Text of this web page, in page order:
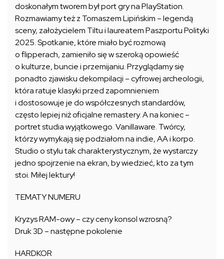
doskonałym tworem był port gry na PlayStation.
Rozmawiamy też z Tomaszem Lipińskim – legendą
sceny, założycielem Tiltu i laureatem Paszportu Polityki
2025. Spotkanie, które miało być rozmową
o flipperach, zamieniło się w szeroką opowieść
o kulturze, buncie i przemijaniu. Przyglądamy się
ponadto zjawisku dekompilacji – cyfrowej archeologii,
która ratuje klasyki przed zapomnieniem
i dostosowuje je do współczesnych standardów,
często lepiej niż oficjalne remastery. A na koniec –
portret studia wyjątkowego. Vanillaware. Twórcy,
którzy wymykają się podziałom na indie, AA i korpo.
Studio o stylu tak charakterystycznym, że wystarczy
jedno spojrzenie na ekran, by wiedzieć, kto za tym
stoi. Miłej lektury!
TEMATY NUMERU
Kryzys RAM-owy – czy ceny konsol wzrosną?
Druk 3D – następne pokolenie
HARDKOR